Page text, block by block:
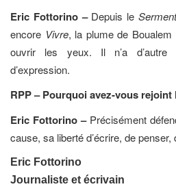
Eric Fottorino –Depuis le
encore Vivre, la plume de
ouvrir les yeux. Il n’a d’autre
d’expression.
RPP – Pourquoi avez-vous
Eric Fottorino –Précisément
cause, sa liberté d’écrire, de penser,
Eric Fottorino
Journaliste et écrivain